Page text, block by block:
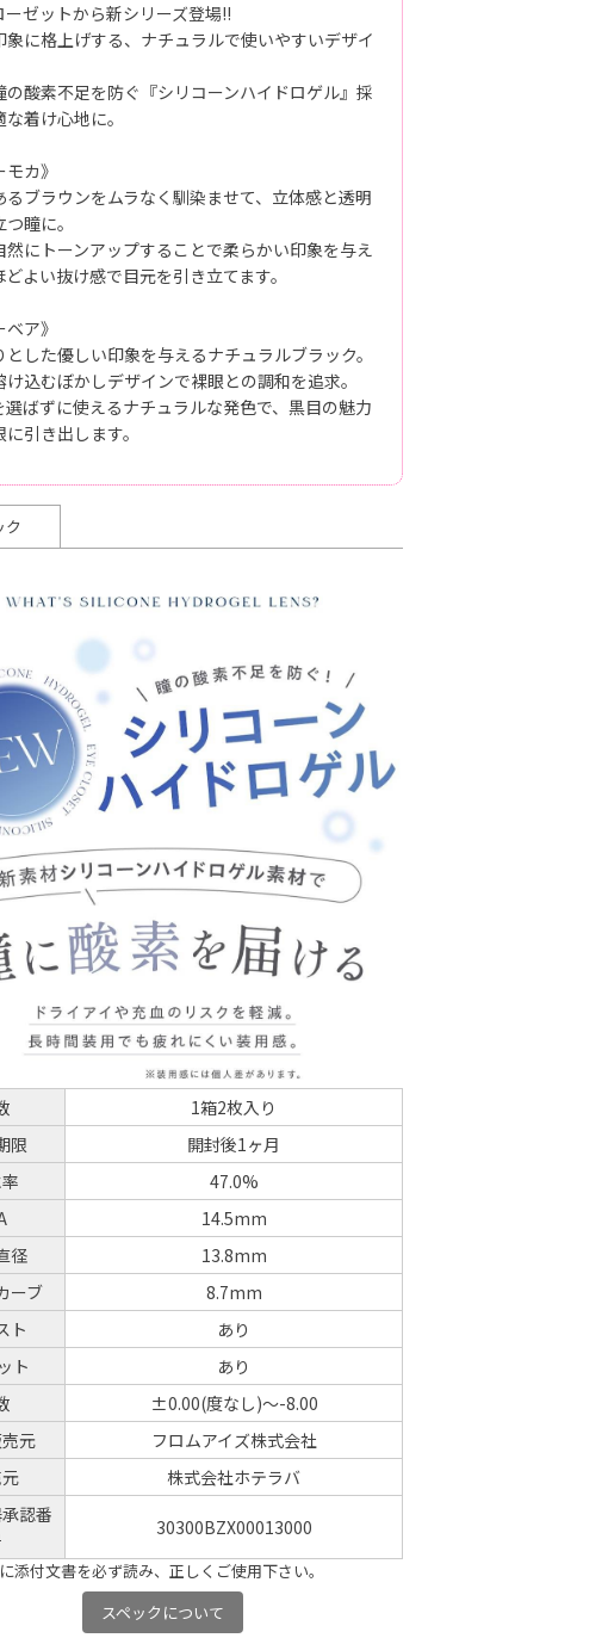
ーゼットから新シリーズ登場!!
象に格上げする、ナチュラルで使いやすいデザイ
の酸素不足を防ぐ『シリコーンハイドロゲル』採
着け心地に。
モカ》
るブラウンをムラなく馴染ませて、立体感と透明
瞳に。
然にトーンアップすることで柔らかい印象を与え
どよい抜け感で目元を引き立てます。
ベア》
とした優しい印象を与えるナチュラルブラック。
け込むぼかしデザインで裸眼との調和を追求。
選ばずに使えるナチュラルな発色で、黒目の魅力
引き出します。
ク
1箱2枚入り
限
開封後1ヶ月
47.0%
14.5mm
径
13.8mm
ーブ
8.7mm
ト
あり
ト
あり
±0.00(度なし)～-8.00
元
フロムアイズ株式会社
株式会社ホテラバ
認番
30300BZX00013000
添付文書を必ず読み、正しくご使用下さい。
スペックについて